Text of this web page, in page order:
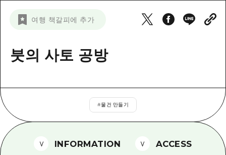
기준
치유
미야지마(宮島) 주변
빠른 여행
반나절
1박 2일
2박 3일
야마구치(山口)현 동부
시마네(島根)현
히로시마 OMOTENASHI 패스
외국인 여행자용 거리 관광안내소
뉴스
여행 책갈피에 추가
붓의 사토 공방
#물건 만들기
INFORMATION ACCESS